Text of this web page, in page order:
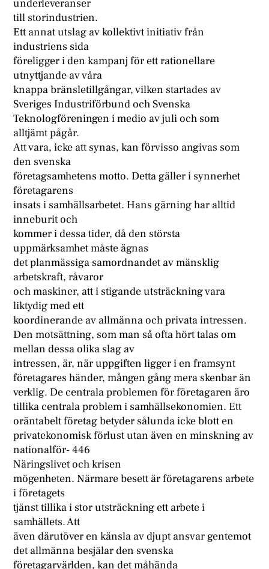
underleveranser
till storindustrien.
Ett annat utslag av kollektivt initiativ från
industriens sida
föreligger i den kampanj för ett rationellare
utnyttjande av våra
knappa bränsletillgångar, vilken startades av
Sveriges Industriförbund och Svenska
Teknologföreningen i medio av juli och som
alltjämt pågår.
Att vara, icke att synas, kan förvisso angivas som
den svenska
företagsamhetens motto. Detta gäller i synnerhet
företagarens
insats i samhällsarbetet. Hans gärning har alltid
inneburit och
kommer i dessa tider, då den största
uppmärksamhet måste ägnas
det planmässiga samordnandet av mänsklig
arbetskraft, råvaror
och maskiner, att i stigande utsträckning vara
liktydig med ett
koordinerande av allmänna och privata intressen.
Den motsättning, som man så ofta hört talas om
mellan dessa olika slag av
intressen, är, när uppgiften ligger i en framsynt
företagares händer, mången gång mera skenbar än
verklig. De centrala problemen för företagaren äro
tillika centrala problem i samhällsekonomien. Ett
oräntabelt företag betyder sålunda icke blott en
privatekonomisk förlust utan även en minskning av
nationalför- 446
Näringslivet och krisen
mögenheten. Närmare besett är företagarens arbete
i företagets
tjänst tillika i stor utsträckning ett arbete i
samhällets. Att
även därutöver en känsla av djupt ansvar gentemot
det allmänna besjälar den svenska
företagarvärlden, kan det måhända